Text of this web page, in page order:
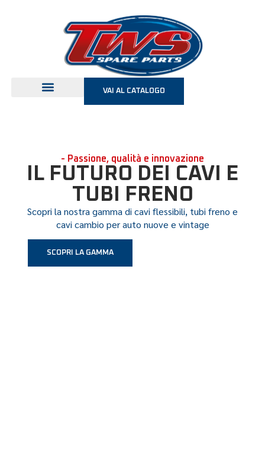
VAI AL CATALOGO
- Passione, qualità e innovazione
IL FUTURO DEI CAVI E
TUBI FRENO
Scopri la nostra gamma di cavi flessibili, tubi freno e
cavi cambio per auto nuove e vintage
SCOPRI LA GAMMA